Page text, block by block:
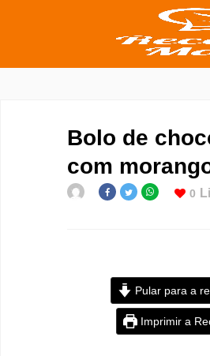
Bolo de
com
0
Pular para a
Imprimir a